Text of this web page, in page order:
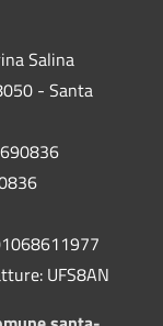
Salina
- Santa
UFS8AN